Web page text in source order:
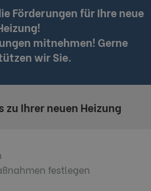
Förderungen für Ihre neue
mitnehmen! Gerne
wir Sie.
zu Ihrer neuen Heizung
festlegen